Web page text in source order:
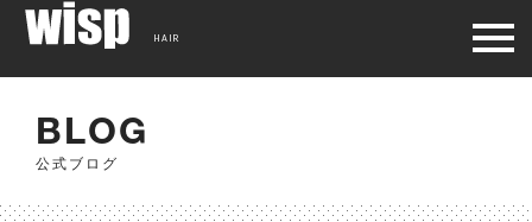
BLOG
公式ブログ
HAIR